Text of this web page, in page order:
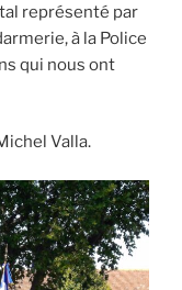
représenté par
à la Police
qui nous ont
Valla.